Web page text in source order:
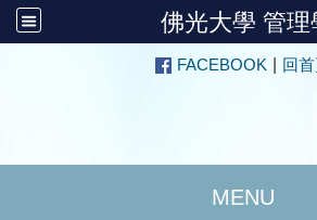
佛光大學 管理
:::
FACEBOOK 回